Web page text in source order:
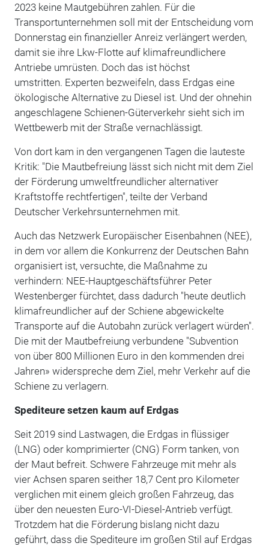
2023 keine Mautgebühren zahlen. Für die
Transportunternehmen soll mit der Entscheidung vom
Donnerstag ein finanzieller Anreiz verlängert werden,
damit sie ihre Lkw-Flotte auf klimafreundlichere
Antriebe umrüsten. Doch das ist höchst
umstritten. Experten bezweifeln, dass Erdgas eine
ökologische Alternative zu Diesel ist. Und der ohnehin
angeschlagene Schienen-Güterverkehr sieht sich im
Wettbewerb mit der Straße vernachlässigt.
Von dort kam in den vergangenen Tagen die lauteste
Kritik: "Die Mautbefreiung lässt sich nicht mit dem Ziel
der Förderung umweltfreundlicher alternativer
Kraftstoffe rechtfertigen", teilte der Verband
Deutscher Verkehrsunternehmen mit.
Auch das Netzwerk Europäischer Eisenbahnen (NEE),
in dem vor allem die Konkurrenz der Deutschen Bahn
organisiert ist, versuchte, die Maßnahme zu
verhindern: NEE-Hauptgeschäftsführer Peter
Westenberger fürchtet, dass dadurch "heute deutlich
klimafreundlicher auf der Schiene abgewickelte
Transporte auf die Autobahn zurück verlagert würden".
Die mit der Mautbefreiung verbundene "Subvention
von über 800 Millionen Euro in den kommenden drei
Jahren» widerspreche dem Ziel, mehr Verkehr auf die
Schiene zu verlagern.
Spediteure setzen kaum auf Erdgas
Seit 2019 sind Lastwagen, die Erdgas in flüssiger
(LNG) oder komprimierter (CNG) Form tanken, von
der Maut befreit. Schwere Fahrzeuge mit mehr als
vier Achsen sparen seither 18,7 Cent pro Kilometer
verglichen mit einem gleich großen Fahrzeug, das
über den neuesten Euro-VI-Diesel-Antrieb verfügt.
Trotzdem hat die Förderung bislang nicht dazu
geführt, dass die Spediteure im großen Stil auf Erdgas